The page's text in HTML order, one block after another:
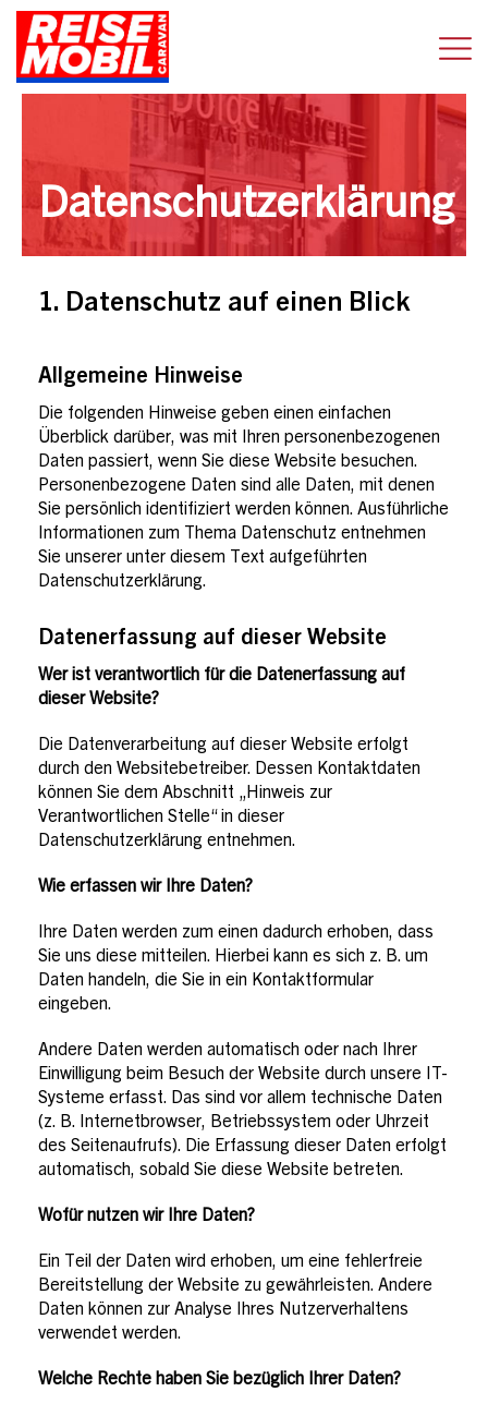
Datenschutzerklärung
1. Datenschutz auf einen Blick
Allgemeine Hinweise
Die folgenden Hinweise geben einen einfachen
Überblick darüber, was mit Ihren personenbezogenen
Daten passiert, wenn Sie diese Website besuchen.
Personenbezogene Daten sind alle Daten, mit denen
Sie persönlich identifiziert werden können. Ausführliche
Informationen zum Thema Datenschutz entnehmen
Sie unserer unter diesem Text aufgeführten
Datenschutzerklärung.
Datenerfassung auf dieser Website
Wer ist verantwortlich für die Datenerfassung auf
dieser Website?
Die Datenverarbeitung auf dieser Website erfolgt
durch den Websitebetreiber. Dessen Kontaktdaten
können Sie dem Abschnitt „Hinweis zur
Verantwortlichen Stelle“ in dieser
Datenschutzerklärung entnehmen.
Wie erfassen wir Ihre Daten?
Ihre Daten werden zum einen dadurch erhoben, dass
Sie uns diese mitteilen. Hierbei kann es sich z. B. um
Daten handeln, die Sie in ein Kontaktformular
eingeben.
Andere Daten werden automatisch oder nach Ihrer
Einwilligung beim Besuch der Website durch unsere IT-
Systeme erfasst. Das sind vor allem technische Daten
(z. B. Internetbrowser, Betriebssystem oder Uhrzeit
des Seitenaufrufs). Die Erfassung dieser Daten erfolgt
automatisch, sobald Sie diese Website betreten.
Wofür nutzen wir Ihre Daten?
Ein Teil der Daten wird erhoben, um eine fehlerfreie
Bereitstellung der Website zu gewährleisten. Andere
Daten können zur Analyse Ihres Nutzerverhaltens
verwendet werden.
Welche Rechte haben Sie bezüglich Ihrer Daten?